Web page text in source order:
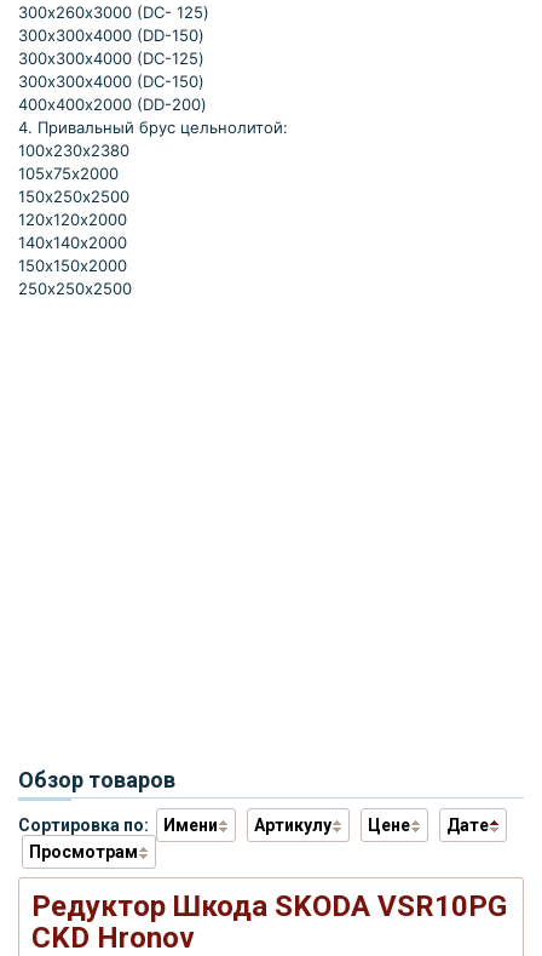
300х260х3000 (DC- 125)
300х300х4000 (DD-150)
300х300х4000 (DC-125)
300х300х4000 (DC-150)
400х400х2000 (DD-200)
4. Привальный брус цельнолитой:
100х230х2380
105х75х2000
150х250х2500
120х120х2000
140х140х2000
150х150х2000
250х250х2500
Обзор товаров
Сортировка по: Имени Артикулу Цене
Дате
Просмотрам
Редуктор Шкода SKODA VSR10PG
СKD Hronov